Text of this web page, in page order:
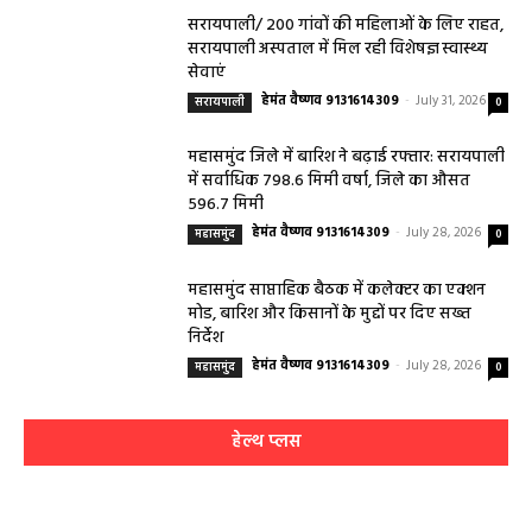
सरायपाली/ 200 गांवों की महिलाओं के लिए राहत,
सरायपाली अस्पताल में मिल रही विशेषज्ञ स्वास्थ्य
सेवाएं
सरायपाली हेमंत वैष्णव 9131614309 - July 31, 2026 0
महासमुंद जिले में बारिश ने बढ़ाई रफ्तार: सरायपाली
में सर्वाधिक 798.6 मिमी वर्षा, जिले का औसत
596.7 मिमी
महासमुंद हेमंत वैष्णव 9131614309 - July 28, 2026 0
महासमुंद साप्ताहिक बैठक में कलेक्टर का एक्शन
मोड, बारिश और किसानों के मुद्दों पर दिए सख्त
निर्देश
महासमुंद हेमंत वैष्णव 9131614309 - July 28, 2026 0
हेल्थ प्लस